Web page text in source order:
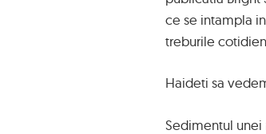
ce se intampla
treburile
Haideti sa
Sedimentul unei